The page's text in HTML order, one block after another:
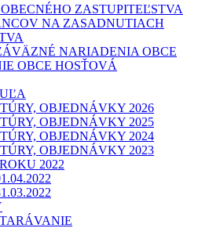
ZASTUPITEĽSTVA
NA ZASADNUTIACH
NARIADENIA OBCE
OBCE HOSŤOVÁ
OBJEDNÁVKY 2026
OBJEDNÁVKY 2025
OBJEDNÁVKY 2024
OBJEDNÁVKY 2023
2022